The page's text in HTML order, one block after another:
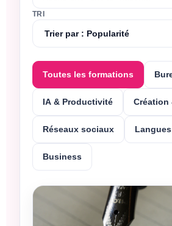
TRI
Toutes les formations
IA & Productivité Création
Réseaux sociaux Langues
Business